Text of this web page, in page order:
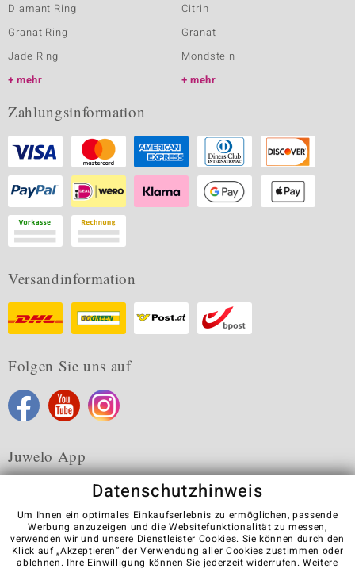
Diamant Ring
Granat Ring
Jade Ring
mehr
Citrin
Granat
Mondstein
mehr
Zahlungsinformation
Versandinformation
Folgen Sie uns auf
Juwelo App
Karriere AGB Datenschutz Cookies
Impressum
Kontakt
Vertrag widerrufen
Datenschutzhinweis
Um Ihnen ein optimales Einkaufserlebnis zu ermöglichen, passende
Werbung anzuzeigen und die Websitefunktionalität zu messen,
verwenden wir und unsere Dienstleister Cookies. Sie können durch den
Klick auf „Akzeptieren“ der Verwendung aller Cookies zustimmen oder
ablehnen. Ihre Einwilligung können Sie jederzeit widerrufen. Weitere